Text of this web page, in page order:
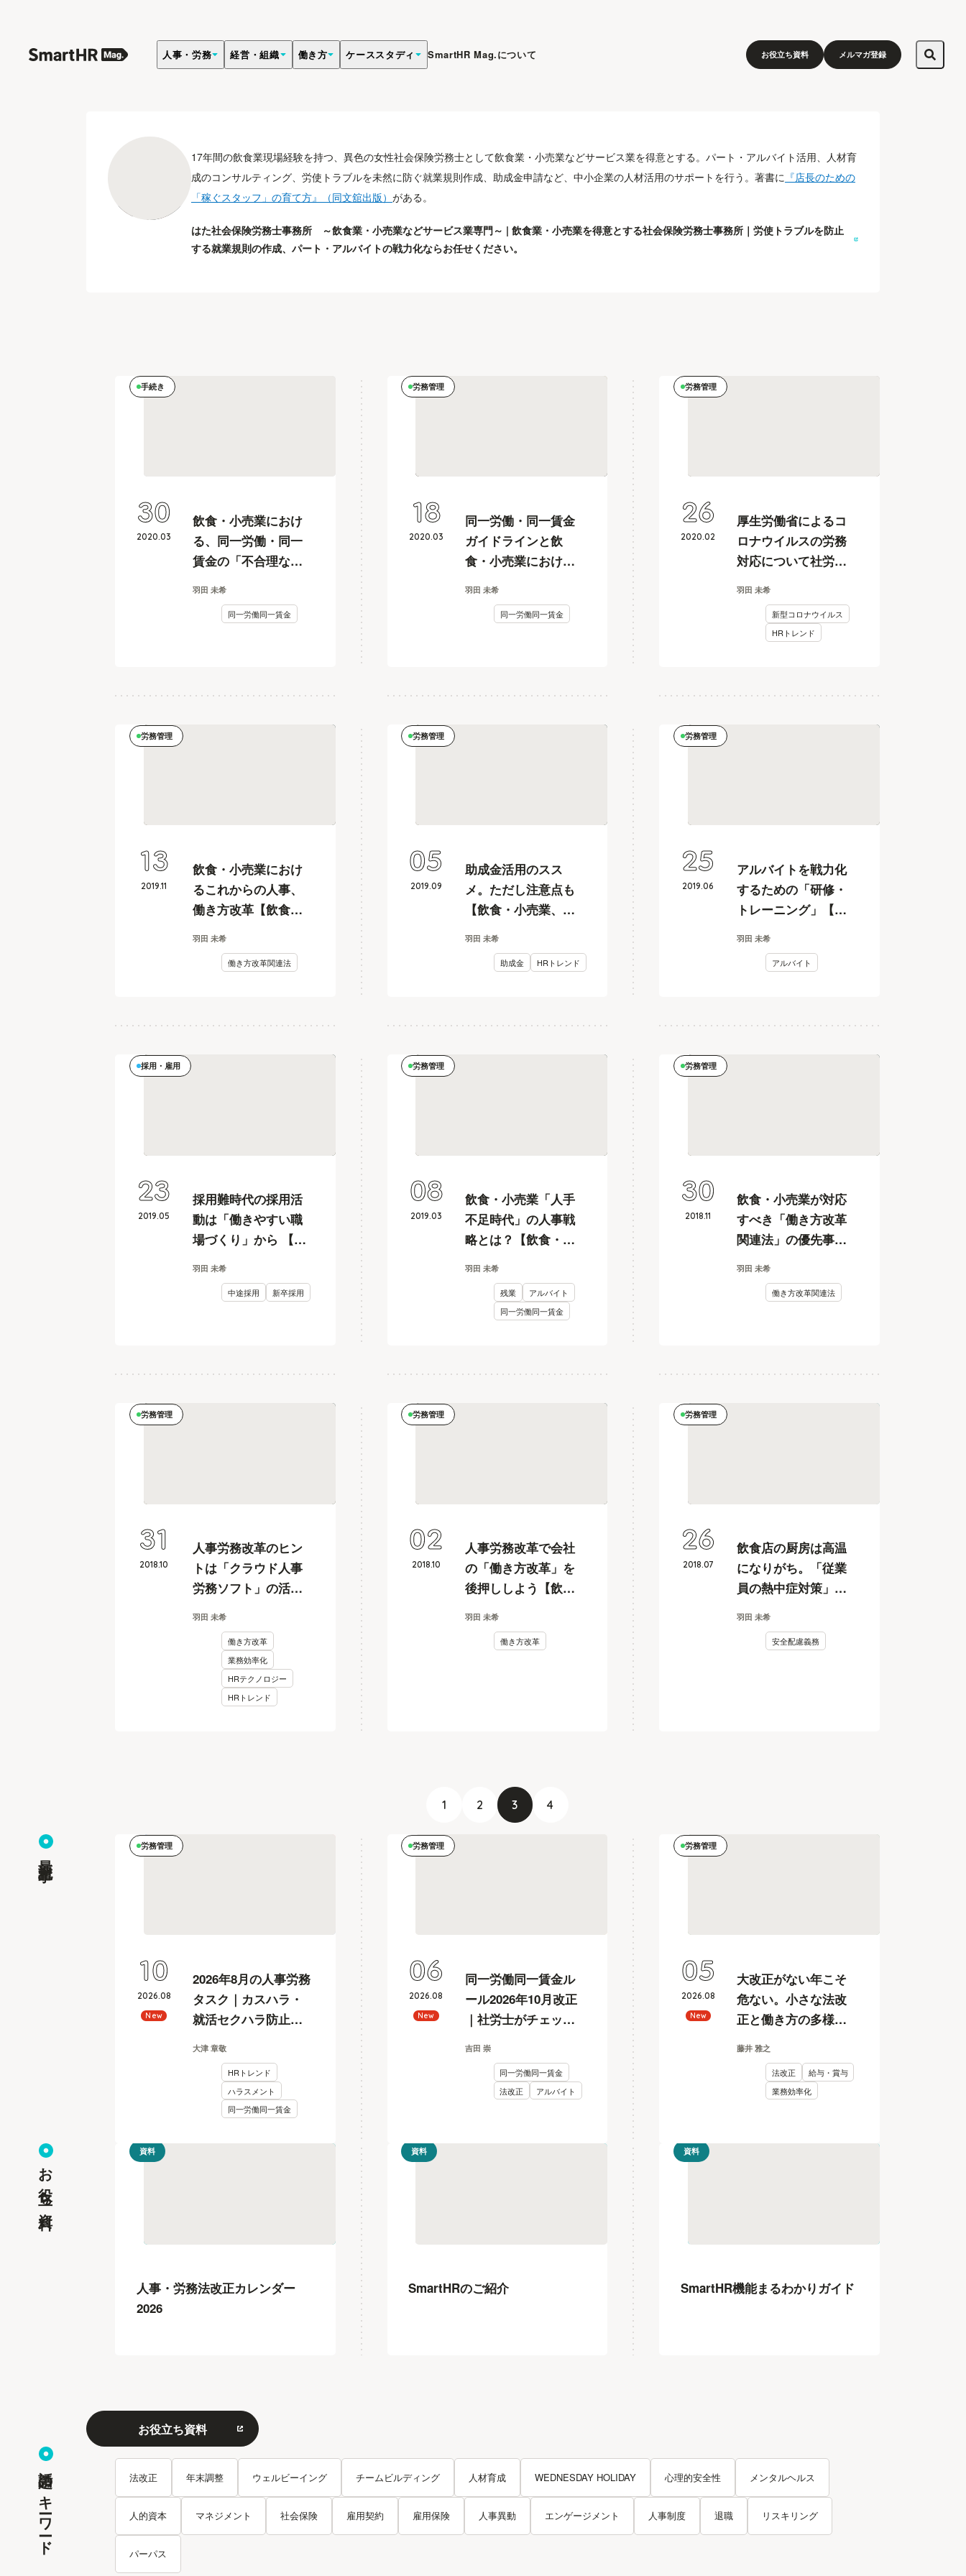
人事・労務 経営・組織 働き方 ケーススタディ SmartHR Mag.について お役立ち資料 メルマガ登録
17年間の飲食業現場経験を持つ、異色の女性社会保険労務士として飲食業・小売業などサービス業を得意とする。パート・アルバイト活用、人材育
成のコンサルティング、労使トラブルを未然に防ぐ就業規則作成、助成金申請など、中小企業の人材活用のサポートを行う。著書に 『店長のための
「稼ぐスタッフ」の育て方』（同文舘出版） がある。
はた社会保険労務士事務所 ～飲食業・小売業などサービス業専門～ | 飲食業・小売業を得意とする社会保険労務士事務所｜労使トラブルを防止
する就業規則の作成、パート・アルバイトの戦力化ならお任せください。
手続き
飲食・小売業におけ
る、同一労働・同一
賃金の「不合理な待
み手順
羽田 未希
同一労働同一賃金
2020.03
30
労務管理
同一労働・同一賃金
ガイドラインと飲
食・小売業における
の判断ポイント
羽田 未希
同一労働同一賃金
2020.03
18
労務管理
厚生労働省によるコ
ロナウイルスの労務
対応について社労士
羽田 未希
新型コロナウイルス
HRトレンド
2020.02
26
労務管理
飲食・小売業におけ
るこれからの人事、
働き方改革【飲食・
ク#15】
羽田 未希
働き方改革関連法
2019.11
13
労務管理
助成金活用のスス
メ。ただし注意点も
【飲食・小売業、人
羽田 未希
助成金 HRトレンド
2019.09
05
労務管理
アルバイトを戦力化
するための「研修・
トレーニング」【飲
イカク#13】
羽田 未希
アルバイト
2019.06
25
採用・雇用
採用難時代の採用活
動は「働きやすい職
場づくり」から 【飲
イカク #12】
羽田 未希
中途採用 新卒採用
2019.05
23
労務管理
飲食・小売業「人手
不足時代」の人事戦
略とは？【飲食・小
#11】
羽田 未希
残業
アルバイト
同一労働同一賃金
2019.03
08
労務管理
飲食・小売業が対応
すべき「働き方改革
関連法」の優先事項
事カイカク#10】
羽田 未希
働き方改革関連法
2018.11
30
労務管理
人事労務改革のヒン
トは「クラウド人事
労務ソフト」の活用
事カイカク#09】
羽田 未希
働き方改革
業務効率化
HRテクノロジー
HRトレンド
2018.10
31
労務管理
人事労務改革で会社
の「働き方改革」を
後押ししよう【飲
イカク#08】
羽田 未希
働き方改革
2018.10
02
労務管理
飲食店の厨房は高温
になりがち。「従業
員の熱中症対策」は
羽田 未希
安全配慮義務
2018.07
26
1 2 3 4
労務管理
2026年8月の人事労務
タスク｜カスハラ・
就活セクハラ防止義
士が解説
大津 章敬
HRトレンド
ハラスメント
同一労働同一賃金
2026.08
10
New
労務管理
同一労働同一賃金ル
ール2026年10月改正
｜社労士がチェック
吉田 崇
同一労働同一賃金
法改正
アルバイト
2026.08
06
New
労務管理
大改正がない年こそ
危ない。小さな法改
正と働き方の多様化
算とリスク管理
藤井 雅之
法改正
給与・賞与
業務効率化
2026.08
05
New
お役立ち資料
資料
人事・労務法改正カレンダー
2026
資料
SmartHRのご紹介
資料
SmartHR機能まるわかりガイド
お役立ち資料
話題のキーワード 法改正 年末調整 ウェルビーイング チームビルディング 人材育成 WEDNESDAY HOLIDAY 心理的安全性 メンタルヘルス
人的資本 マネジメント 社会保険 雇用契約 雇用保険 人事異動 エンゲージメント 人事制度 退職 リスキリング
パーパス